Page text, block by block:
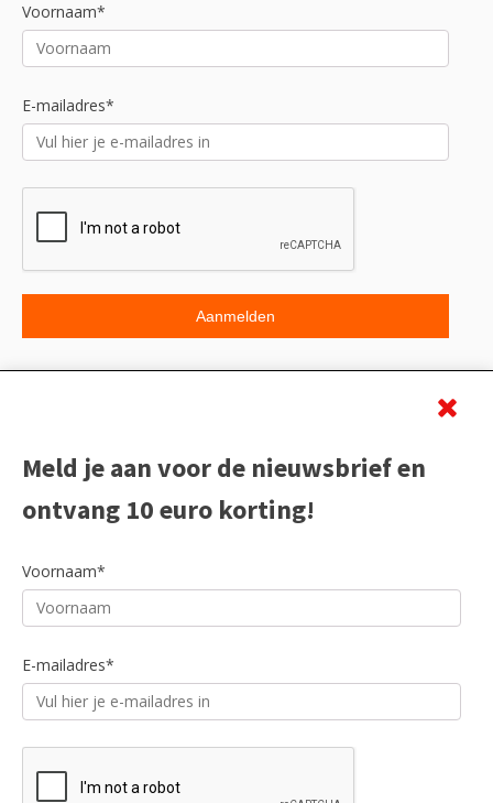
Voornaam*
E-mailadres*
Meld je aan voor de nieuwsbrief en
ontvang 10 euro korting!
Voornaam*
E-mailadres*